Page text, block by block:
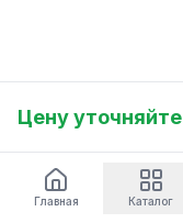
Цену уточняйте
Главная Каталог